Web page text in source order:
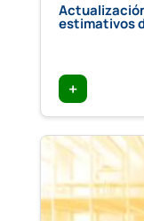
estimativos
+